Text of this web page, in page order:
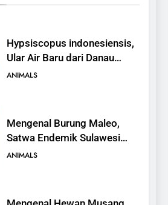
Hypsiscopus indonesiensis,
Ular Air Baru dari Danau
Towuti
ANIMALS
Mengenal Burung Maleo,
Satwa Endemik Sulawesi
yang Terancam Punah
ANIMALS